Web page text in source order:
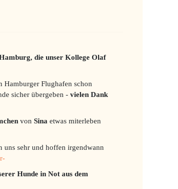
die unser Kollege Olaf
Flughafen schon
sicher übergeben - vielen Dank
von Sina etwas miterleben
uns sehr und hoffen irgendwann
Hunde in Not aus dem